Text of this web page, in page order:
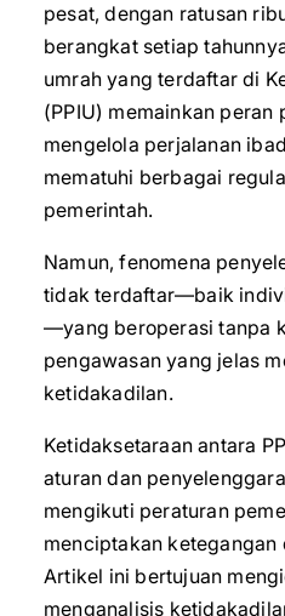
pesat, dengan ratusan
berangkat setiap
umrah yang terdaftar di
(PPIU) memainkan peran
mengelola perjalanan
mematuhi berbagai
pemerintah.
Namun, fenomena
tidak terdaftar—baik
—yang beroperasi tanpa
pengawasan yang jelas
ketidakadilan.
Ketidaksetaraan antara
aturan dan
mengikuti peraturan
menciptakan ketegangan
Artikel ini bertujuan
menganalisis